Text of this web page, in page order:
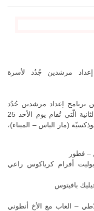
مرشدين جُدُد لأسرة
إعداد مرشدين جُدُد
لأسرة الاستعداديين، دعوتَكم إلی الحلقة الثانية الّتي تُقام يوم الأحد 25
الأرثوذكسيّة (مار الياس – الميناء)،
أفرام كرياكوس راعي
– العاب مع الأخ أنطوني